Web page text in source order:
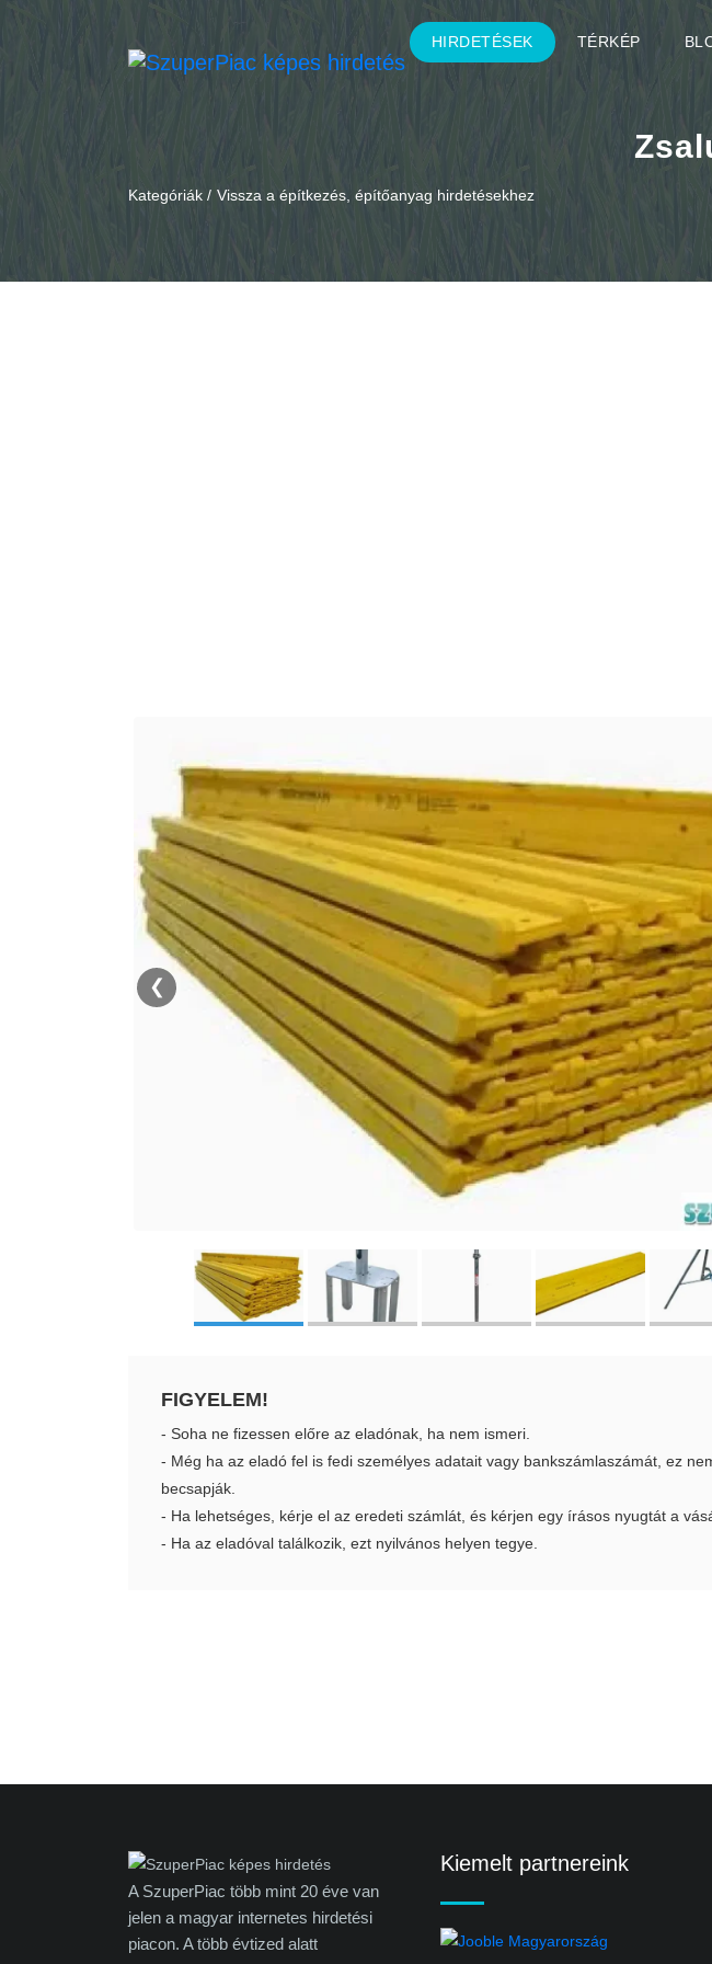
HIRDETÉSEK TÉRKÉP
Kategóriák / Vissza a építkezés, építőanyag hirdetésekhez
❮
FIGYELEM!
- Soha ne fizessen előre az eladónak, ha nem ismeri.
- Még ha az eladó fel is fedi személyes adatait vagy bankszámlaszámát, ez
becsapják.
- Ha lehetséges, kérje el az eredeti számlát, és kérjen egy írásos nyugtát a
- Ha az eladóval találkozik, ezt nyilvános helyen tegye.
A SzuperPiac több mint 20 éve van
jelen a magyar internetes hirdetési
piacon. A több évtized alatt
Kiemelt partnereink